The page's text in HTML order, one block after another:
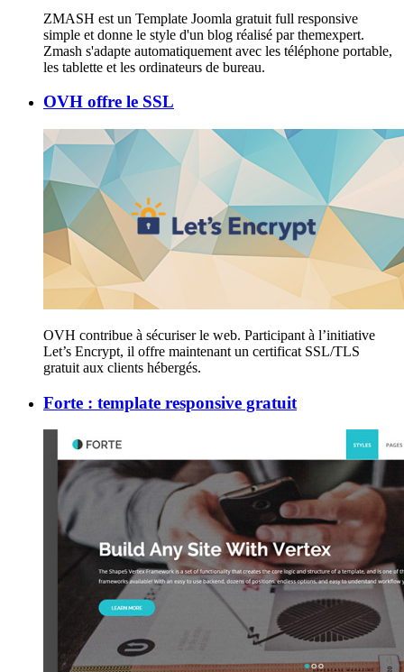
ZMASH est un Template Joomla gratuit full responsive
simple et donne le style d'un blog réalisé par themexpert.
Zmash s'adapte automatiquement avec les téléphone portable,
les tablette et les ordinateurs de bureau.
OVH offre le SSL
OVH contribue à sécuriser le web. Participant à l’initiative
Let’s Encrypt, il offre maintenant un certificat SSL/TLS
gratuit aux clients hébergés.
Forte : template responsive gratuit